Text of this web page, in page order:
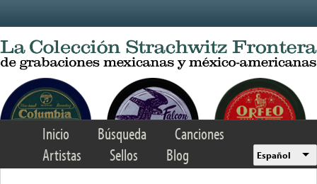
Inicio Búsqueda
Canciones
Artistas
Sellos Blog Español